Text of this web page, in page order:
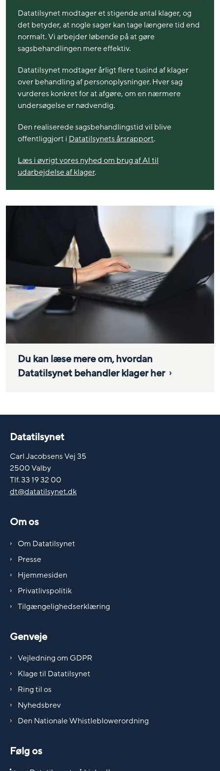
Datatilsynet modtager et stigende antal klager, og
det betyder, at nogle sager kan tage længere tid end
normalt. Vi arbejder løbende på at gøre
sagsbehandlingen mere effektiv.
Datatilsynet modtager årligt flere tusind af klager
over behandling af personoplysninger. Hver sag
vurderes konkret for at afgøre, om en nærmere
undersøgelse er nødvendig.
Den realiserede sagsbehandlingstid vil blive
offentliggjort i Datatilsynets årsrapport.
Læs i øvrigt vores nyhed om brug af AI til
udarbejdelse af klager.
Du kan læse mere om, hvordan
Datatilsynet behandler klager her
Datatilsynet
Carl Jacobsens Vej 35
2500 Valby
Tlf. 33 19 32 00
dt@datatilsynet.dk
Om os
Om Datatilsynet
Presse
Hjemmesiden
Privatlivspolitik
Tilgængelighedserklæring
Genveje
Vejledning om GDPR
Klage til Datatilsynet
Ring til os
Nyhedsbrev
Den Nationale Whistleblowerordning
Følg os